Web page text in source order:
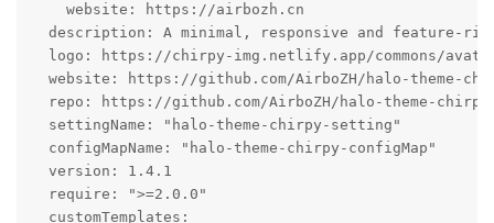
    website: https://airbozh.cn
description: A minimal, responsive and feature-
logo: https://chirpy-img.netlify.app/commons/
website: https://github.com/AirboZH/halo-theme-
repo: https://github.com/AirboZH/halo-theme-
  settingName: "halo-theme-chirpy-setting"
  configMapName: "halo-theme-chirpy-configMap"
  version: 1.4.1
  require: ">=2.0.0"
  customTemplates: